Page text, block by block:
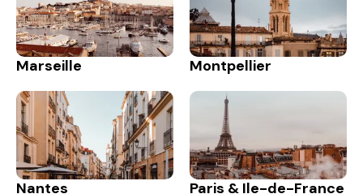
Marseille Montpellier
Nantes Paris & Ile-de-France